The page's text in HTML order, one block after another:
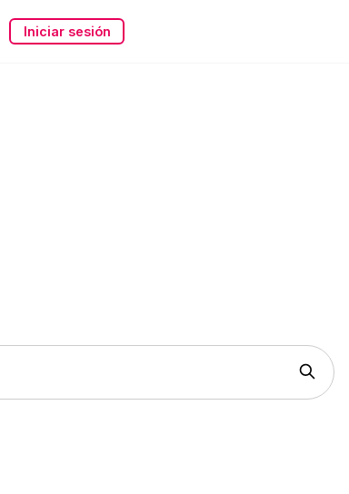
Iniciar sesión